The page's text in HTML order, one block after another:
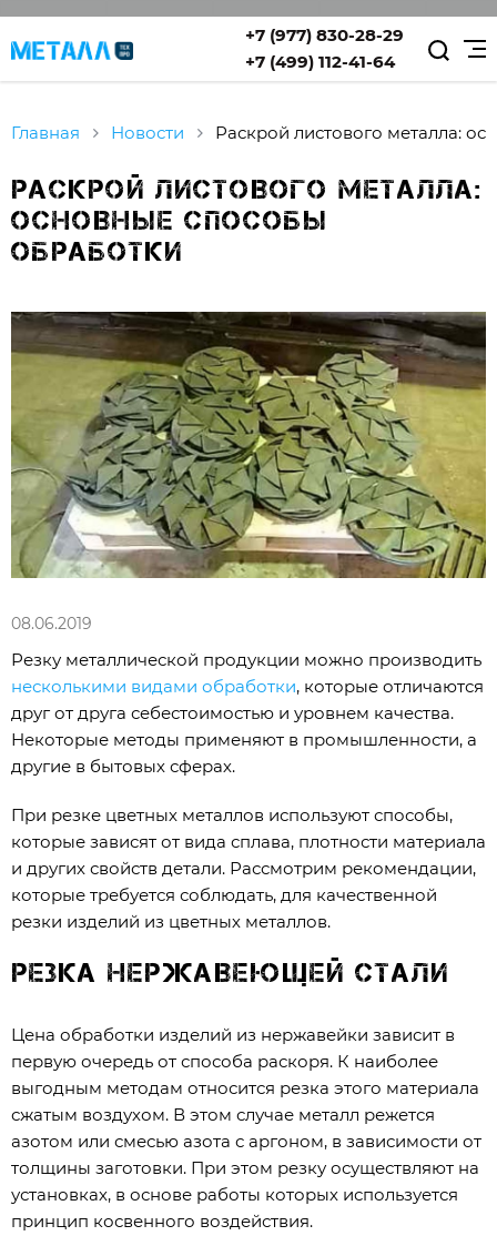
+7 (977) 830-28-29
+7 (499) 112-41-64
Главная Новости Раскрой листового металла:
Раскрой листового металла:
основные способы
обработки
08.06.2019
Резку металлической продукции можно производить
несколькими видами обработки, которые отличаются
друг от друга себестоимостью и уровнем качества.
Некоторые методы применяют в промышленности, а
другие в бытовых сферах.
При резке цветных металлов используют способы,
которые зависят от вида сплава, плотности материала
и других свойств детали. Рассмотрим рекомендации,
которые требуется соблюдать, для качественной
резки изделий из цветных металлов.
Резка нержавеющей стали
Цена обработки изделий из нержавейки зависит в
первую очередь от способа раскоря. К наиболее
выгодным методам относится резка этого материала
сжатым воздухом. В этом случае металл режется
азотом или смесью азота с аргоном, в зависимости от
толщины заготовки. При этом резку осуществляют на
установках, в основе работы которых используется
принцип косвенного воздействия.